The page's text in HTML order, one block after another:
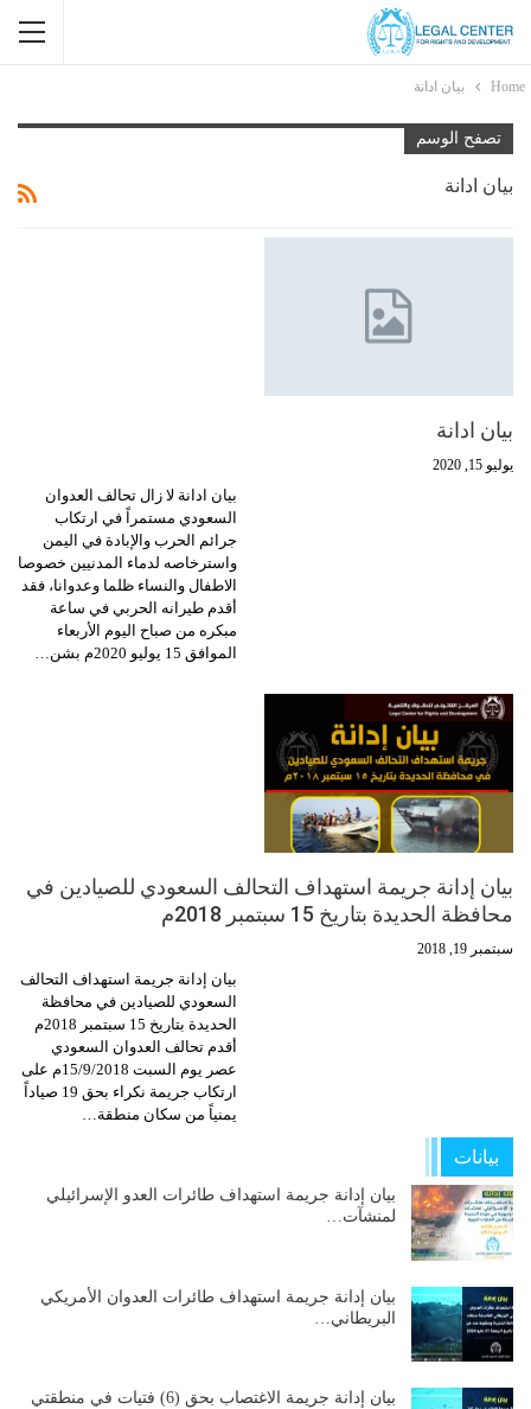
Home بيان ادانة
تصفح الوسم
بيان ادانة
بيان ادانة
يوليو 15, 2020
بيان ادانة لا زال تحالف العدوان
السعودي مستمراً في ارتكاب
جرائم الحرب والإبادة في اليمن
واسترخاصه لدماء المدنيين خصوصا
الاطفال والنساء ظلما وعدوانا، فقد
أقدم طيرانه الحربي في ساعة
مبكره من صباح اليوم الأربعاء
الموافق 15 يوليو 2020م بشن…
بيان إدانة جريمة استهداف التحالف السعودي للصيادين في
محافظة الحديدة بتاريخ 15 سبتمبر 2018م
سبتمبر 19, 2018
بيان إدانة جريمة استهداف التحالف
السعودي للصيادين في محافظة
الحديدة بتاريخ 15 سبتمبر 2018م
أقدم تحالف العدوان السعودي
عصر يوم السبت 15/9/2018م على
ارتكاب جريمة نكراء بحق 19 صياداً
يمنياً من سكان منطقة…
بيانات
بيان إدانة جريمة استهداف طائرات العدو الإسرائيلي
لمنشآت…
بيان إدانة جريمة استهداف طائرات العدوان الأمريكي
البريطاني…
بيان إدانة جريمة الاغتصاب بحق (6) فتيات في منطقتي